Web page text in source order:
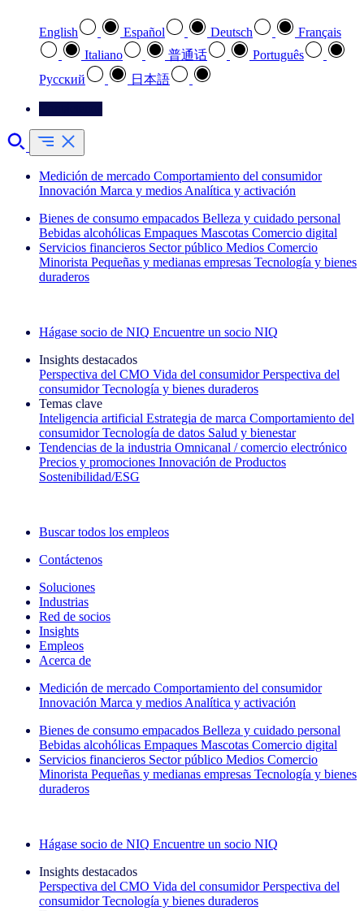
English Español Deutsch
Français
Italiano
普通话
Português
Pусский
日本語
Medición de mercado Comportamiento del consumidor
Innovación Marca y medios Analítica y activación
Bienes de consumo empacados Belleza y cuidado personal
Bebidas alcohólicas Empaques Mascotas Comercio digital
Servicios financieros Sector público Medios Comercio
Minorista Pequeñas y medianas empresas Tecnología y bienes
duraderos
Hágase socio de NIQ Encuentre un socio NIQ
Insights destacados
Perspectiva del CMO Vida del consumidor Perspectiva del
consumidor Tecnología y bienes duraderos
Temas clave
Inteligencia artificial Estrategia de marca Comportamiento del
consumidor Tecnología de datos Salud y bienestar
Tendencias de la industria Omnicanal / comercio electrónico
Precios y promociones Innovación de Productos
Sostenibilidad/ESG
Buscar todos los empleos
Contáctenos
Soluciones
Industrias
Red de socios
Insights
Empleos
Acerca de
Medición de mercado Comportamiento del consumidor
Innovación Marca y medios Analítica y activación
Bienes de consumo empacados Belleza y cuidado personal
Bebidas alcohólicas Empaques Mascotas Comercio digital
Servicios financieros Sector público Medios Comercio
Minorista Pequeñas y medianas empresas Tecnología y bienes
duraderos
Hágase socio de NIQ Encuentre un socio NIQ
Insights destacados
Perspectiva del CMO Vida del consumidor Perspectiva del
consumidor Tecnología y bienes duraderos